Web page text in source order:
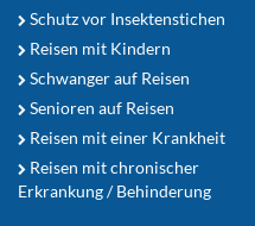
Schutz vor Insektenstichen
Reisen mit Kindern
Schwanger auf Reisen
Senioren auf Reisen
Reisen mit einer Krankheit
Reisen mit chronischer
Erkrankung / Behinderung